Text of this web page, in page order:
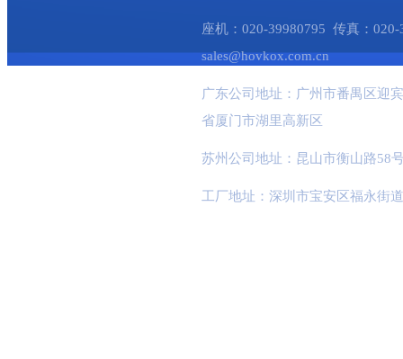
座机：020-39980795 传真：
sales@hovkox.com.cn
广东公司地址：广州市番禺区迎
省厦门市湖里高新区
苏州公司地址：昆山市衡山路58
工厂地址：深圳市宝安区福永街